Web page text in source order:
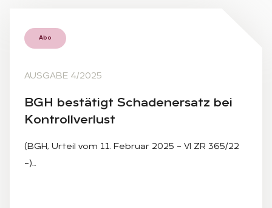
Abo
AUSGABE 4/2025
BGH be­stä­tigt Scha­den­er­satz bei
Kon­troll­ver­lust
(BGH, Urteil vom 11. Februar 2025 – VI ZR 365/22
–)…